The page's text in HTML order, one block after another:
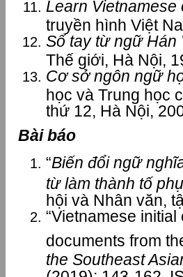
Learn Vietnamese
truyền hình Việt
Sổ tay từ ngữ Hán
Thế giới, Hà Nội,
Cơ sở ngôn ngữ
học và Trung học
thứ 12, Hà Nội,
Bài báo
“Biến đổi ngữ
từ làm thành tố
hội và Nhân văn,
“Vietnamese
documents from
the Southeast